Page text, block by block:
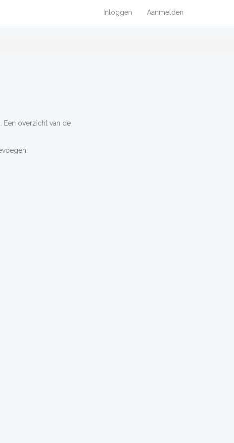
Inloggen Aanmelden
Een overzicht van de